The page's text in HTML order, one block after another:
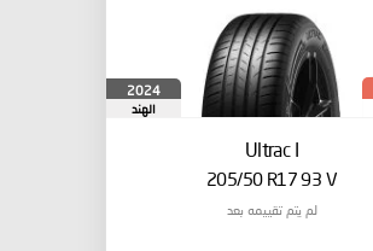
2024
الهند
Ultrac I
205/50 R17 93 V
لم يتم تقييمه بعد